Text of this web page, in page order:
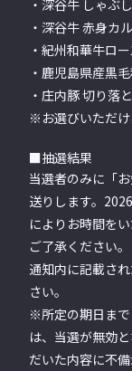
・深谷牛 しゃぶ
・深谷牛 赤身カ
・紀州和華牛ロ
・鹿児島県産黒
・庄内豚 切り落
※お選びいただけ
■抽選結果
当選者のみに「
送りします。
によりお時間を
ご了承ください。
通知内に記載さ
さい。
※所定の期日ま
は、当選が無効
だいた内容に不